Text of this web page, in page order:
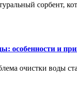
сорбент,
особенности и
очистки воды